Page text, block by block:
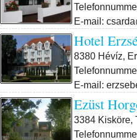
E-mail:
Hotel
8380 Hévíz,
E-mail:
Ezüst
3384 Kisköre,